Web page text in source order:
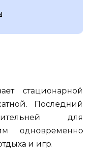
стационарной
Последний
для
одновременно
и игр.